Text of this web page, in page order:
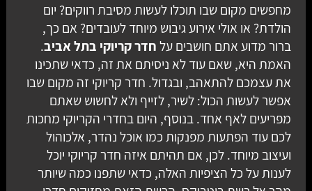
מחפשים מקום שבו תוכלו לעשות מסיבת רווקים? יום
הולדת? או אולי אירוע גיבוש מיוחד לעובדים? אם כך,
ברור מדוע אתם חושבים עלחדר קריוקי בתל אביב.
האמת היא, שאם עוד לא ניסיתם את זה, כדאי שתכינו
את עצמכם להתאהב, ובגדול. חדר קריוקי זה מקום שבו
אפשר לעשות הכול: לשיר, לזייף ולא לחשוש שאתם
מפריעים לאף אחד. בנוסף, היום בחדרי הקריוקי מחכות
לכם עוד הפתעות מפנקות כמו אוכל נהדר, אלכוהול
ועיצוב מיוחד. לכן, אם תהיתם איזה חדר קריוקי יוכל
לענות על כל הציפיות האלה, כדאי שתפנו כמה שיותר